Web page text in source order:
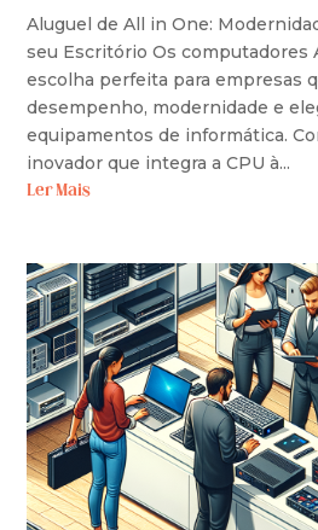
Aluguel de All in One:
seu Escritório Os computadores
escolha perfeita para empresas
desempenho, modernidade e
equipamentos de informática.
inovador que integra a CPU à...
Ler Mais